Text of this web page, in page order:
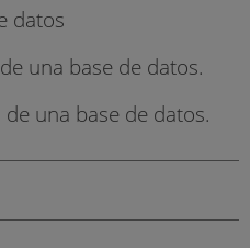
datos
una base de datos.
una base de datos.